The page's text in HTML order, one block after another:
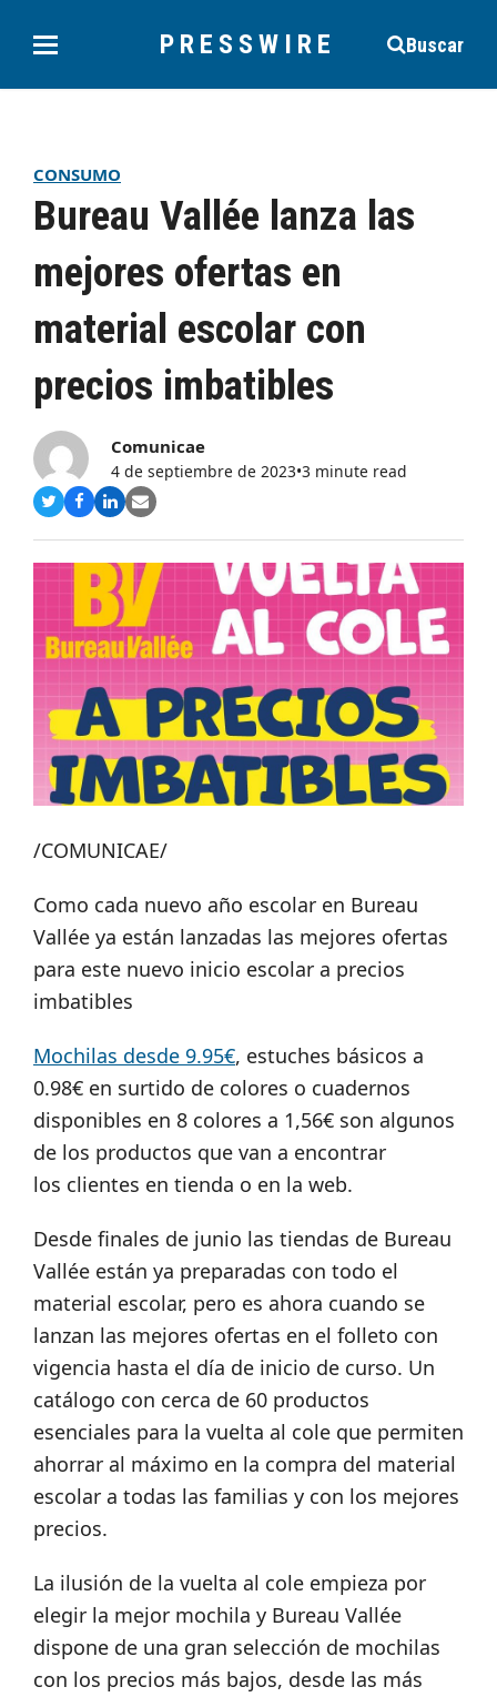
PRESSWIRE Buscar
CONSUMO
Bureau Vallée lanza las
mejores ofertas en
material escolar con
precios imbatibles
Comunicae
4 de septiembre de 2023•3 minute read
Compartir
Twitter
Compartir
Facebook
Compartir
LinkedIn
Share
Email
/COMUNICAE/
Como cada nuevo año escolar en Bureau
Vallée ya están lanzadas las mejores ofertas
para este nuevo inicio escolar a precios
imbatibles
Mochilas desde 9.95€, estuches básicos a
0.98€ en surtido de colores o cuadernos
disponibles en 8 colores a 1,56€ son algunos
de los productos que van a encontrar
los clientes en tienda o en la web.
Desde finales de junio las tiendas de Bureau
Vallée están ya preparadas con todo el
material escolar, pero es ahora cuando se
lanzan las mejores ofertas en el folleto con
vigencia hasta el día de inicio de curso. Un
catálogo con cerca de 60 productos
esenciales para la vuelta al cole que permiten
ahorrar al máximo en la compra del material
escolar a todas las familias y con los mejores
precios.
La ilusión de la vuelta al cole empieza por
elegir la mejor mochila y Bureau Vallée
dispone de una gran selección de mochilas
con los precios más bajos, desde las más